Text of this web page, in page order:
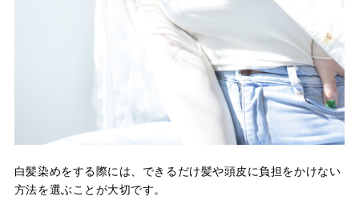
白髪染めをする際には、できるだけ髪や頭皮に負担をかけない
方法を選ぶことが大切です。